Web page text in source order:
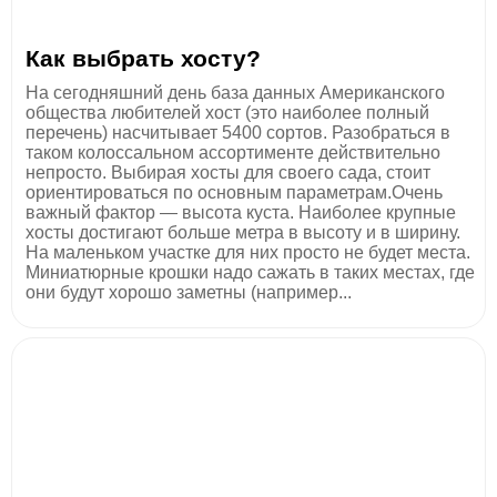
Как выбрать хосту?
На сегодняшний день база данных Американского
общества любителей хост (это наиболее полный
перечень) насчитывает 5400 сортов. Разобраться в
таком колоссальном ассортименте действительно
непросто. Выбирая хосты для своего сада, стоит
ориентироваться по основным параметрам.Очень
важный фактор — высота куста. Наиболее крупные
хосты достигают больше метра в высоту и в ширину.
На маленьком участке для них просто не будет места.
Миниатюрные крошки надо сажать в таких местах, где
они будут хорошо заметны (например...